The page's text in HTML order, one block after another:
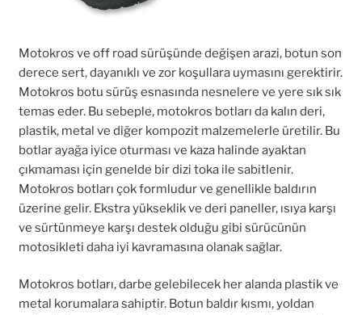
Motokros ve off road sürüşünde değişen arazi, botun son
derece sert, dayanıklı ve zor koşullara uymasını gerektirir.
Motokros botu sürüş esnasında nesnelere ve yere sık sık
temas eder. Bu sebeple, motokros botları da kalın deri,
plastik, metal ve diğer kompozit malzemelerle üretilir. Bu
botlar ayağa iyice oturması ve kaza halinde ayaktan
çıkmaması için genelde bir dizi toka ile sabitlenir.
Motokros botları çok formludur ve genellikle baldırın
üzerine gelir. Ekstra yükseklik ve deri paneller, ısıya karşı
ve sürtünmeye karşı destek olduğu gibi sürücünün
motosikleti daha iyi kavramasına olanak sağlar.
Motokros botları, darbe gelebilecek her alanda plastik ve
metal korumalara sahiptir. Botun baldır kısmı, yoldan